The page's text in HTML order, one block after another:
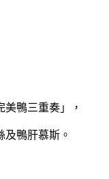
鴨三重奏」，
鴨肝慕斯。